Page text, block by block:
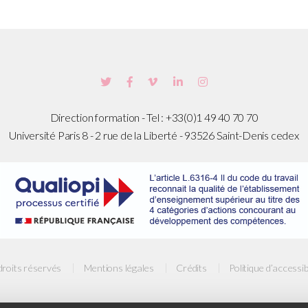
Direction formation - Tel : +33(0)1 49 40 70 70
Université Paris 8 - 2 rue de la Liberté - 93526 Saint-Denis cedex
réservés Mentions légales Crédits Politique